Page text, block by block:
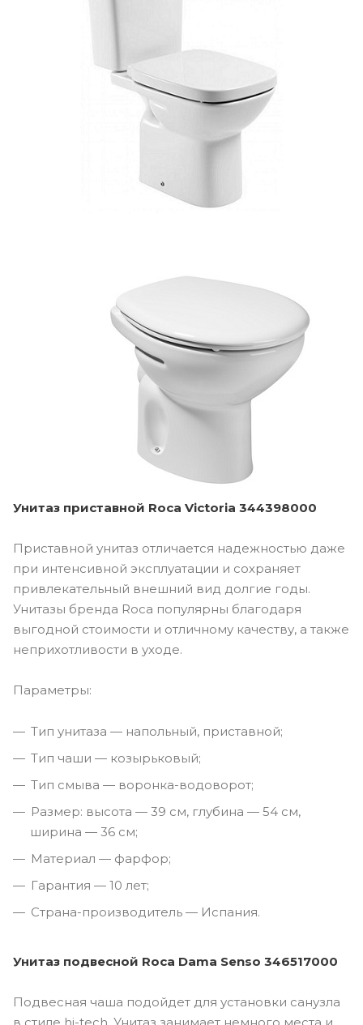
Унитаз приставной Roca Victoria 344398000
Приставной унитаз отличается надежностью даже
при интенсивной эксплуатации и сохраняет
привлекательный внешний вид долгие годы.
Унитазы бренда Roca популярны благодаря
выгодной стоимости и отличному качеству, а также
неприхотливости в уходе.
Параметры:
Тип унитаза — напольный, приставной;
Тип чаши — козырьковый;
Тип смыва — воронка-водоворот;
Размер: высота — 39 см, глубина — 54 см,
ширина — 36 см;
Материал — фарфор;
Гарантия — 10 лет;
Страна-производитель — Испания.
Унитаз подвесной Roca Dama Senso 346517000
Подвесная чаша подойдет для установки санузла